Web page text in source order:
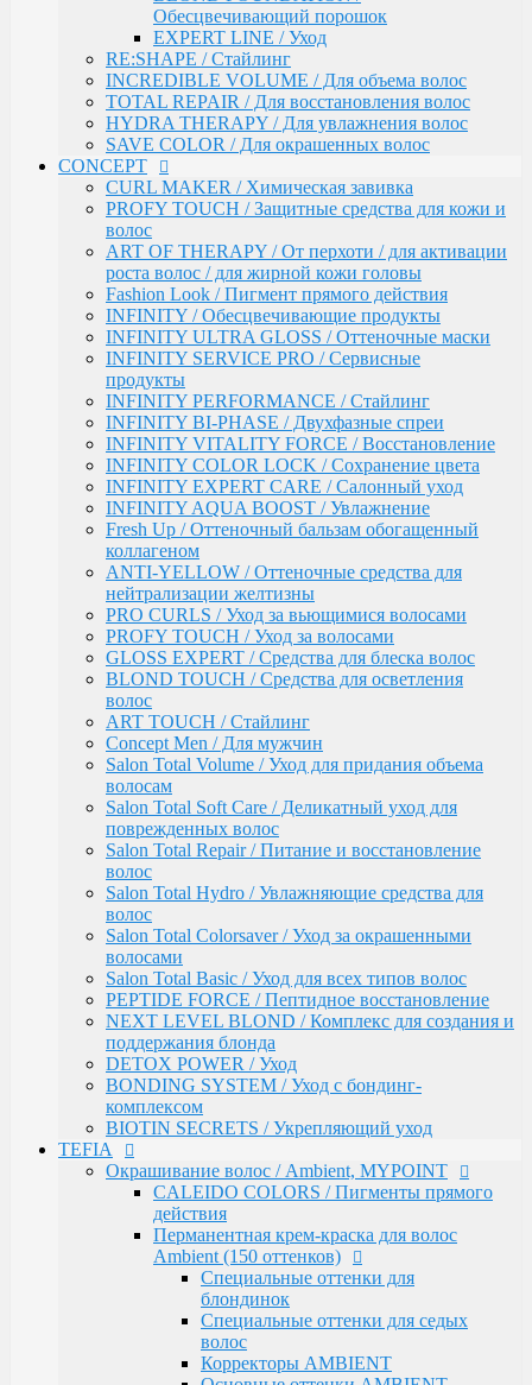
поврежденных волос
Salon Total Repair / Питание и восстановление
волос
Salon Total Hydro / Увлажняющие средства для
волос
Salon Total Colorsaver / Уход за окрашенными
волосами
Salon Total Basic / Уход для всех типов волос
PEPTIDE FORCE / Пептидное восстановление
NEXT LEVEL BLOND / Комплекс для создания и
поддержания блонда
DETOX POWER / Уход
BONDING SYSTEM / Уход с бондинг-комплексом
BIOTIN SECRETS / Укрепляющий уход
TEFIA
Окрашивание волос / Ambient, MYPOINT
CALEIDO COLORS / Пигменты прямого
действия
Перманентная крем-краска для волос
Ambient (150 оттенков)
Специальные оттенки для блондинок
Специальные оттенки для седых волос
Корректоры AMBIENT
Основные оттенки AMBIENT
Средства для обесцвечивания волос /
Ambient
Крем-окислитель / Ambient
Перманентная крем-краска для волос /
MYPOINT (104 оттенка)
Корректоры
Специальные оттенки для седых волос
- SPECIAL GREY
BLONDES
Основные (модные) оттенки
MYPOINT
Mypoint Bleach / Средства для
обесцвечивания волос
Крем-окислитель / COLOR OXYCREAM
Гель-краска для волос тон в тон MYPOINT
Активаторы для окрашивания волос гель-
MYPOINT / Краска для бровей и ресниц
BTX Forte / Трехэтапная программа
реконструкции волос
Ambient Form / Долговременная укладка волос
Ambient Expert Pro / Процедуры ухода за волосами
AMBIENT Moisture / Для ухода за сухими и
ломкими волосами
Ambient Volume / Для тонких волос
AMBIENT LONG / Ухода за длинными волосами
AMBIENT Revival / Для восстановления
поврежденных волос
AMBIENT Anti Yellow / Для нейтрализации
желтых оттенков на светлых волосах
AMBIENT Express / Для экспресс-ухода и
восстановления волос
AMBIENT Colorfix / Для окрашенных волос
AMBIENT SERVICE / Технический ассортимент
для работы в салоне
MYBLOND / Средства ухода для светлых волос
MYCARE REPAIR / Для поврежденных волос
MYCARE MOISTURE / Для сухих и вьющихся
Обесцвечивающий порошок
EXPERT LINE / Уход
RE:SHAPE / Стайлинг
INCREDIBLE VOLUME / Для объема волос
TOTAL REPAIR / Для восстановления волос
HYDRA THERAPY / Для увлажнения волос
SAVE COLOR / Для окрашенных волос
CONCEPT
CURL MAKER / Химическая завивка
PROFY TOUCH / Защитные средства для кожи и
волос
ART OF THERAPY / От перхоти / для активации
роста волос / для жирной кожи головы
Fashion Look / Пигмент прямого действия
INFINITY / Обесцвечивающие продукты
INFINITY ULTRA GLOSS / Оттеночные маски
INFINITY SERVICE PRO / Сервисные
продукты
INFINITY PERFORMANCE / Стайлинг
INFINITY BI-PHASE / Двухфазные спреи
INFINITY VITALITY FORCE / Восстановление
INFINITY COLOR LOCK / Сохранение цвета
INFINITY EXPERT CARE / Салонный уход
INFINITY AQUA BOOST / Увлажнение
Fresh Up / Оттеночный бальзам обогащенный
коллагеном
ANTI-YELLOW / Оттеночные средства для
нейтрализации желтизны
PRO CURLS / Уход за вьющимися волосами
PROFY TOUCH / Уход за волосами
GLOSS EXPERT / Средства для блеска волос
BLOND TOUCH / Средства для осветления
волос
ART TOUCH / Стайлинг
Concept Men / Для мужчин
Salon Total Volume / Уход для придания объема
волосам
Salon Total Soft Care / Деликатный уход для
поврежденных волос
Salon Total Repair / Питание и восстановление
волос
Salon Total Hydro / Увлажняющие средства для
волос
Salon Total Colorsaver / Уход за окрашенными
волосами
Salon Total Basic / Уход для всех типов волос
PEPTIDE FORCE / Пептидное восстановление
NEXT LEVEL BLOND / Комплекс для создания и
поддержания блонда
DETOX POWER / Уход
BONDING SYSTEM / Уход с бондинг-
комплексом
BIOTIN SECRETS / Укрепляющий уход
TEFIA
Окрашивание волос / Ambient, MYPOINT
CALEIDO COLORS / Пигменты прямого
действия
Перманентная крем-краска для волос
Ambient (150 оттенков)
Специальные оттенки для
блондинок
Специальные оттенки для седых
волос
Корректоры AMBIENT